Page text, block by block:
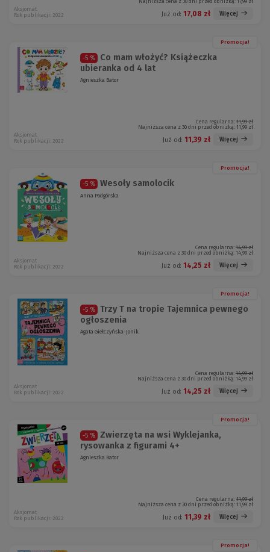
Najniższa cena z 30 dni przed obniżką: 17,99 zł
Już od: 17,08 zł Więcej
Aksjomat
Rok publikacji: 2022
Promocja!
-5 %
Co mam włożyć? Książeczka
ubieranka od 4 lat
Agnieszka Bator
Cena regularna: 11,99 zł
Najniższa cena z 30 dni przed obniżką: 11,99 zł
Już od: 11,39 zł Więcej
Aksjomat
Rok publikacji: 2022
Promocja!
-5 % Wesoły samolocik
Anna Podgórska
Cena regularna: 14,99 zł
Najniższa cena z 30 dni przed obniżką: 14,99 zł
Już od: 14,25 zł Więcej
Aksjomat
Rok publikacji: 2022
Promocja!
-5 %
Trzy T na tropie Tajemnica pewnego
ogłoszenia
Agata Giełczyńska-Jonik
Cena regularna: 14,99 zł
Najniższa cena z 30 dni przed obniżką: 14,99 zł
Już od: 14,25 zł Więcej
Aksjomat
Rok publikacji: 2022
Promocja!
-5 %
Zwierzęta na wsi Wyklejanka,
rysowanka z figurami 4+
Agnieszka Bator
Cena regularna: 11,99 zł
Najniższa cena z 30 dni przed obniżką: 11,99 zł
Już od: 11,39 zł Więcej
Aksjomat
Rok publikacji: 2022
Promocja!